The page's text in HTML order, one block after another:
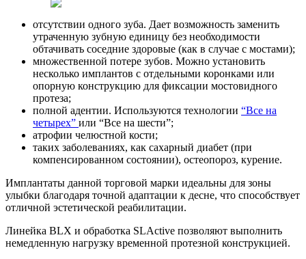
отсутствии одного зуба. Дает возможность заменить
утраченную зубную единицу без необходимости
обтачивать соседние здоровые (как в случае с мостами);
множественной потере зубов. Можно установить
несколько имплантов с отдельными коронками или
опорную конструкцию для фиксации мостовидного
протеза;
полной адентии. Используются технологии “Все на
четырех” или “Все на шести”;
атрофии челюстной кости;
таких заболеваниях, как сахарный диабет (при
компенсированном состоянии), остеопороз, курение.
Имплантаты данной торговой марки идеальны для зоны
улыбки благодаря точной адаптации к десне, что способствует
отличной эстетической реабилитации.
Линейка BLX и обработка SLActive позволяют выполнить
немедленную нагрузку временной протезной конструкцией.